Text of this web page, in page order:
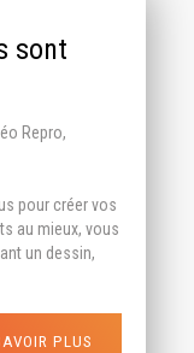
sont
Repro,
pour créer vos
au mieux, vous
un dessin,
PLUS